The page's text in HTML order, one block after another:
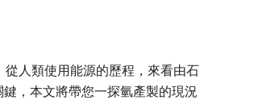
人類使用能源的歷程，來看由石
，本文將帶您一探氫產製的現況